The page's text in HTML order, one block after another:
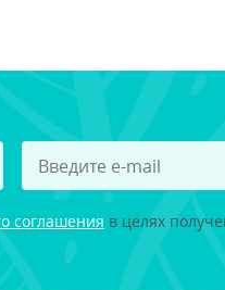
соглашения в целях